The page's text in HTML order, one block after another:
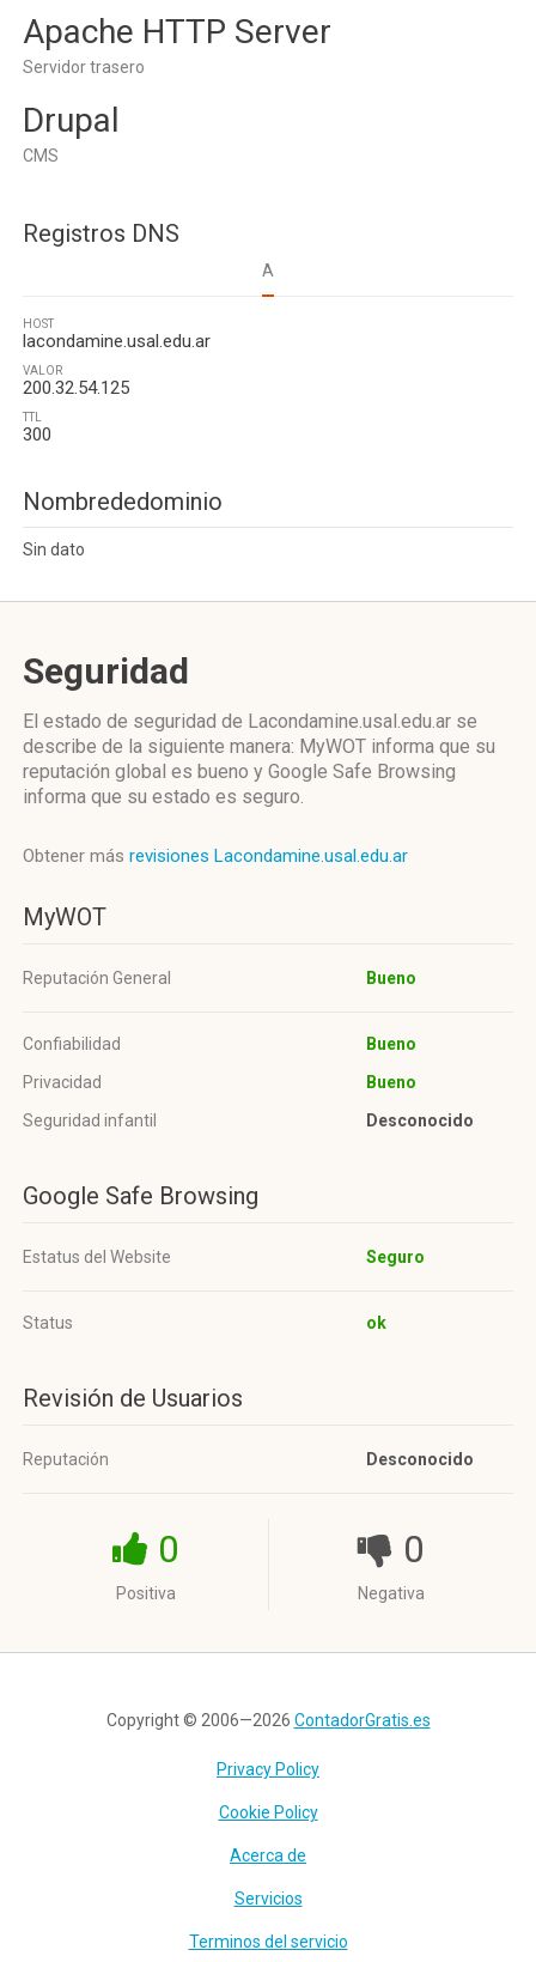
Apache HTTP Server
Servidor trasero
Drupal
CMS
Registros DNS
A
HOST
lacondamine.usal.edu.ar
VALOR
200.32.54.125
TTL
300
Nombrededominio
Sin dato
Seguridad
El estado de seguridad de Lacondamine.usal.edu.ar se
describe de la siguiente manera: MyWOT informa que su
reputación global es bueno y Google Safe Browsing
informa que su estado es seguro.
Obtener más revisiones Lacondamine.usal.edu.ar
MyWOT
Reputación General Bueno
Confiabilidad
Bueno
Privacidad
Bueno
Seguridad infantil
Desconocido
Google Safe Browsing
Estatus del Website Seguro
Status ok
Revisión de Usuarios
Reputación Desconocido
0
Positiva
0
Negativa
Copyright © 2006—2026 ContadorGratis.es
Privacy Policy
Cookie Policy
Acerca de
Servicios
Terminos del servicio